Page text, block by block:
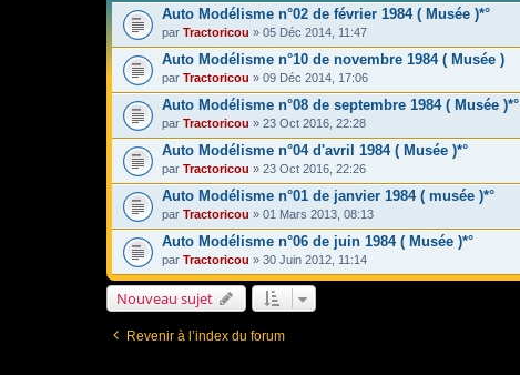
Auto Modélisme n°02 de février 1984 ( Musée )*°
par Tractoricou » 05 Déc 2014, 11:47
Auto Modélisme n°10 de novembre 1984 ( Musée )
par Tractoricou » 09 Déc 2014, 17:06
Auto Modélisme n°08 de septembre 1984 ( Musée )*°
par Tractoricou » 23 Oct 2016, 22:28
Auto Modélisme n°04 d'avril 1984 ( Musée )*°
par Tractoricou » 23 Oct 2016, 22:26
Auto Modélisme n°01 de janvier 1984 ( musée )*°
par Tractoricou » 01 Mars 2013, 08:13
Auto Modélisme n°06 de juin 1984 ( Musée )*°
par Tractoricou » 30 Juin 2012, 11:14
Nouveau sujet
Revenir à l’index du forum